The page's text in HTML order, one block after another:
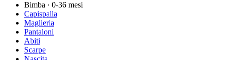
Bimba · 0-36 mesi
Capispalla
Maglieria
Pantaloni
Abiti
Scarpe